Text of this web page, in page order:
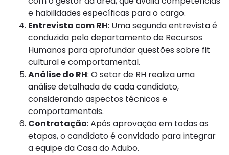
e habilidades específicas para o cargo.
Entrevista com RH: Uma segunda entrevista é
conduzida pelo departamento de Recursos
Humanos para aprofundar questões sobre fit
cultural e comportamental.
Análise do RH: O setor de RH realiza uma
análise detalhada de cada candidato,
considerando aspectos técnicos e
comportamentais.
Contratação: Após aprovação em todas as
etapas, o candidato é convidado para integrar
a equipe da Casa do Adubo.